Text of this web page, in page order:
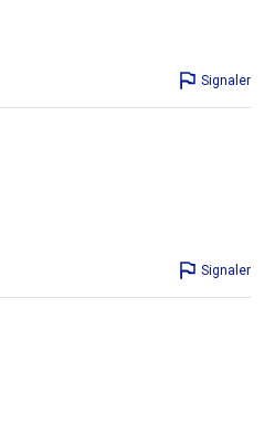
Signaler
Signaler